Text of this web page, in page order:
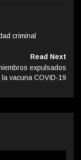
criminal
Read Next
expulsados
vacuna COVID-19